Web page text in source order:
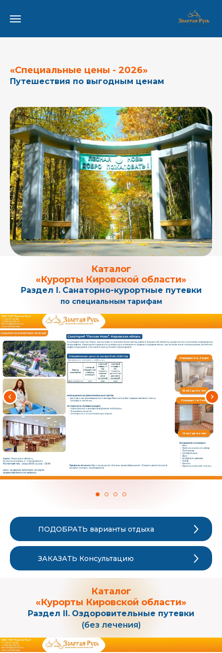
«Специальные цены - 2026»
Путешествия по выгодным ценам
Каталог
«Курорты Кировской области»
Раздел I. Санаторно-курортные путевки
по специальным тарифам
ПОДОБРАТЬ варианты отдыха
ЗАКАЗАТЬ Консультацию
Каталог
«Курорты Кировской области»
Раздел II. Оздоровительные путевки
(без лечения)